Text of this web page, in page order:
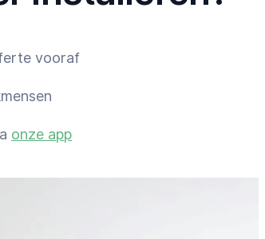
vooraf
onze app